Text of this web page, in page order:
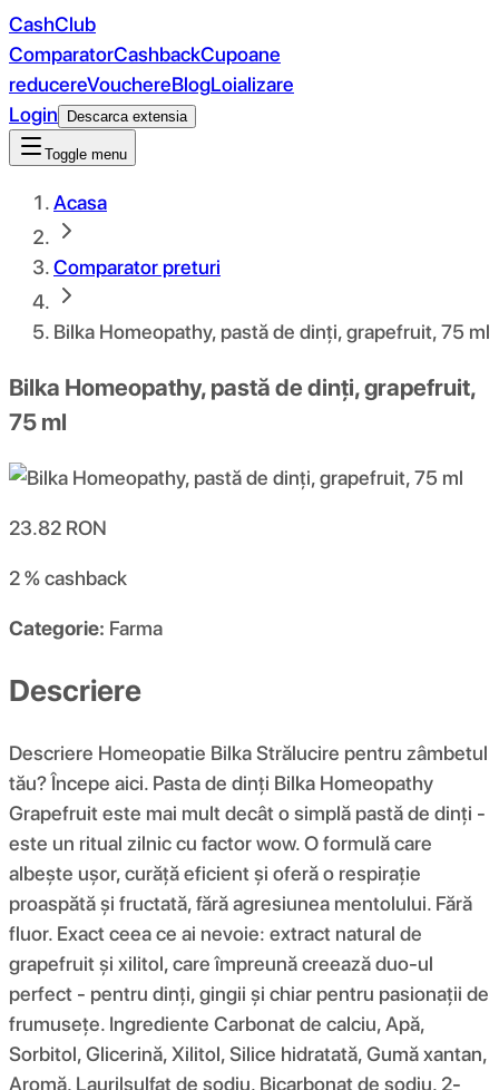
CashClub
ComparatorCashbackCupoane
reducereVouchereBlogLoializare
Login
Descarca extensia
Toggle menu
Acasa
Comparator preturi
Bilka Homeopathy, pastă de dinți, grapefruit, 75 ml
Bilka Homeopathy, pastă de dinți, grapefruit,
75 ml
23.82 RON
2 %cashback
Categorie: Farma
Descriere
Descriere Homeopatie Bilka Strălucire pentru zâmbetul
tău? Începe aici. Pasta de dinți Bilka Homeopathy
Grapefruit este mai mult decât o simplă pastă de dinți -
este un ritual zilnic cu factor wow. O formulă care
albește ușor, curăță eficient și oferă o respirație
proaspătă și fructată, fără agresiunea mentolului. Fără
fluor. Exact ceea ce ai nevoie: extract natural de
grapefruit și xilitol, care împreună creează duo-ul
perfect - pentru dinți, gingii și chiar pentru pasionații de
frumusețe. Ingrediente Carbonat de calciu, Apă,
Sorbitol, Glicerină, Xilitol, Silice hidratată, Gumă xantan,
Aromă, Laurilsulfat de sodiu, Bicarbonat de sodiu, 2-